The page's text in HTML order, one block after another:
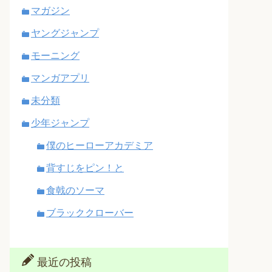
マガジン
ヤングジャンプ
モーニング
マンガアプリ
未分類
少年ジャンプ
僕のヒーローアカデミア
背すじをピン！と
食戟のソーマ
ブラッククローバー
最近の投稿